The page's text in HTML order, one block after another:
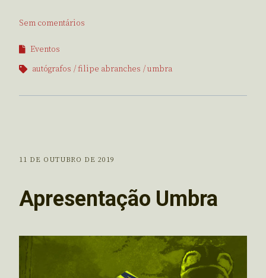
Sem comentários
Eventos
autógrafos
filipe abranches umbra
11 DE OUTUBRO DE 2019
Apresentação Umbra